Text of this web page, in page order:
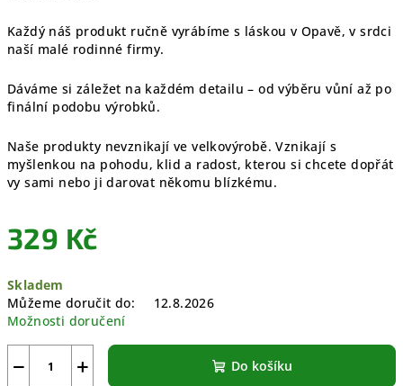
Každý náš produkt ručně vyrábíme s láskou v Opavě, v srdci
naší malé rodinné firmy.
Dáváme si záležet na každém detailu – od výběru vůní až po
finální podobu výrobků.
Naše produkty nevznikají ve velkovýrobě. Vznikají s
myšlenkou na pohodu, klid a radost, kterou si chcete dopřát
vy sami nebo ji darovat někomu blízkému.
329 Kč
cena:
Skladem
Můžeme doručit do:
12.8.2026
Možnosti doručení
+
− Do košíku